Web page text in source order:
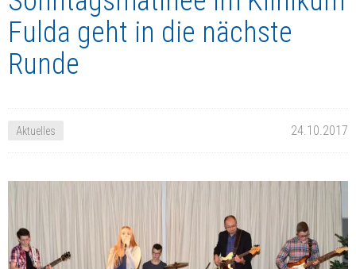
Fulda geht in die nächste
Runde
Aktuelles 24.10.2017